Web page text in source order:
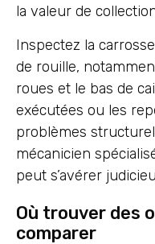
la valeur de
Inspectez la
de rouille,
roues et le bas de
exécutées ou les
problèmes
mécanicien
peut s’avérer
Où trouver des
comparer